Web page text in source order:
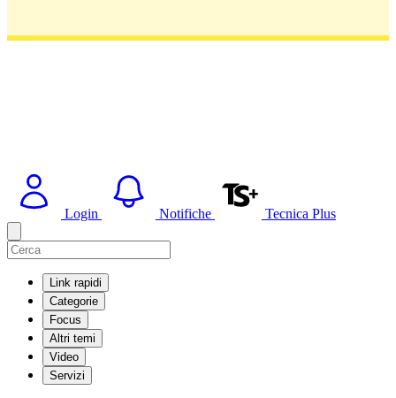
Login Notifiche Tecnica Plus
Link rapidi
Categorie
Focus
Altri temi
Video
Servizi